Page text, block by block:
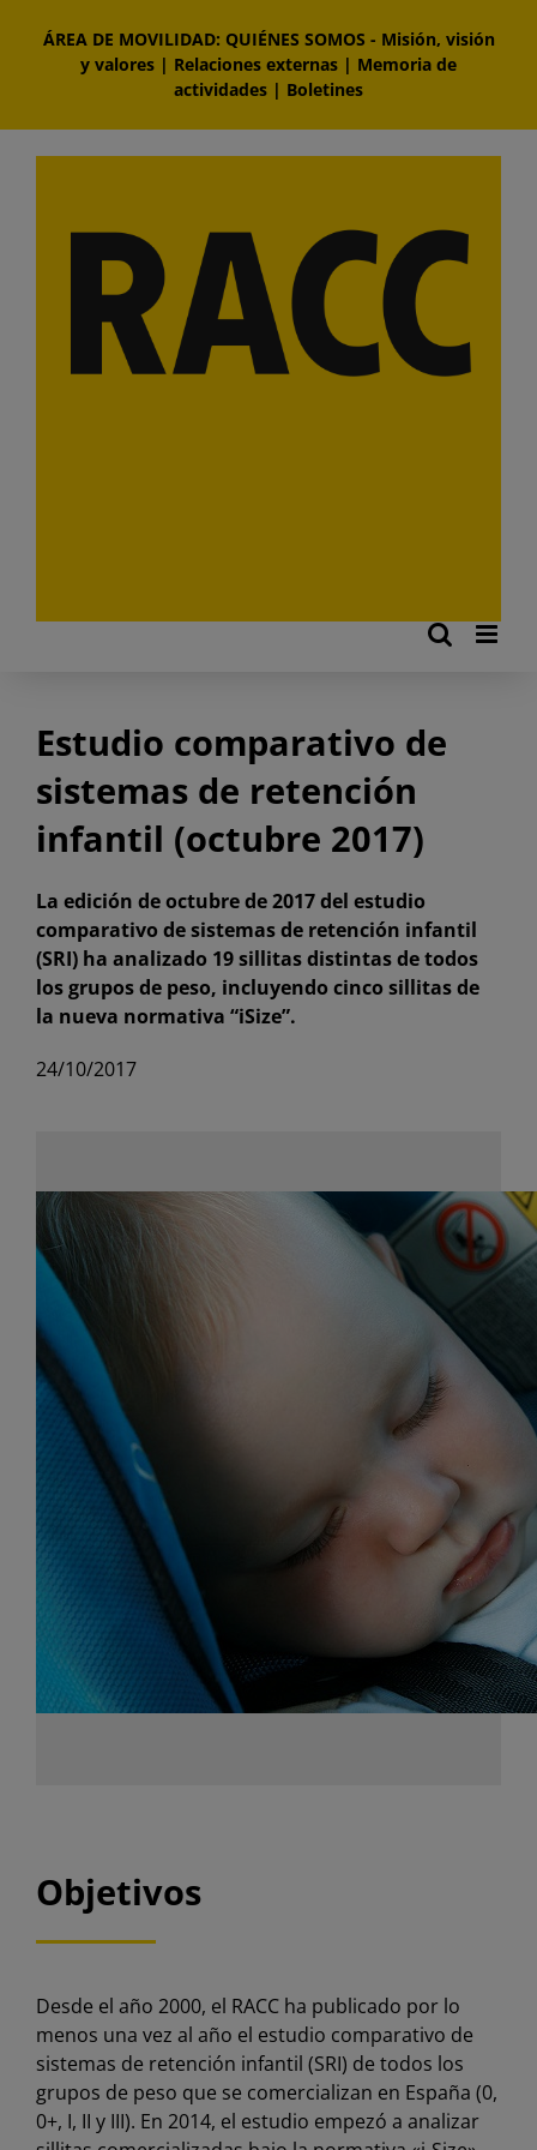
contenido
ÁREA DE MOVILIDAD: QUIÉNES SOMOS - Misión, visión
y valores | Relaciones externas | Memoria de
actividades | Boletines
Estudio comparativo de
sistemas de retención
infantil (octubre 2017)
La edición de octubre de 2017 del estudio
comparativo de sistemas de retención infantil
(SRI) ha analizado 19 sillitas distintas de todos
los grupos de peso, incluyendo cinco sillitas de
la nueva normativa “iSize”.
24/10/2017
Objetivos
Desde el año 2000, el RACC ha publicado por lo
menos una vez al año el estudio comparativo de
sistemas de retención infantil (SRI) de todos los
grupos de peso que se comercializan en España (0,
0+, I, II y III). En 2014, el estudio empezó a analizar